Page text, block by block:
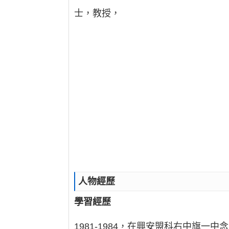
士，教授，
人物經歷
學習經歷
1981-1984，在興安盟科右中旗一中